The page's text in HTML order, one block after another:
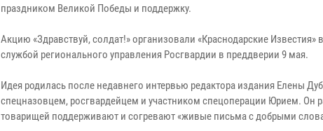
праздником Великой Победы и поддержку.
Акцию «Здравствуй, солдат!» организовали «Краснодарские Известия»
службой регионального управления Росгвардии в преддверии 9 мая.
Идея родилась после недавнего интервью редактора издания Елены
спецназовцем, росгвардейцем и участником спецоперации Юрием. Он
товарищей поддерживают и согревают «живые письма с добрыми